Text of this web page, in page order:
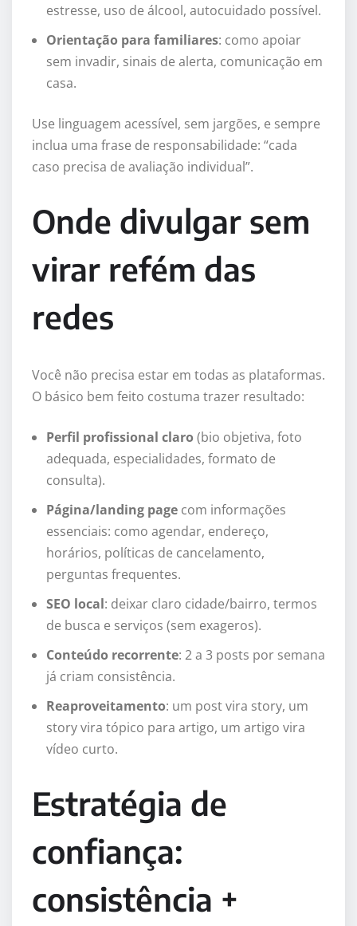
estresse, uso de álcool, autocuidado possível.
Orientação para familiares: como apoiar
sem invadir, sinais de alerta, comunicação em
casa.
Use linguagem acessível, sem jargões, e sempre
inclua uma frase de responsabilidade: “cada
caso precisa de avaliação individual”.
Onde divulgar sem
virar refém das
redes
Você não precisa estar em todas as plataformas.
O básico bem feito costuma trazer resultado:
Perfil profissional claro (bio objetiva, foto
adequada, especialidades, formato de
consulta).
Página/landing page com informações
essenciais: como agendar, endereço,
horários, políticas de cancelamento,
perguntas frequentes.
SEO local: deixar claro cidade/bairro, termos
de busca e serviços (sem exageros).
Conteúdo recorrente: 2 a 3 posts por semana
já criam consistência.
Reaproveitamento: um post vira story, um
story vira tópico para artigo, um artigo vira
vídeo curto.
Estratégia de
confiança:
consistência +